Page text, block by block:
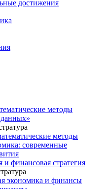
достижения
методы
методы
современные
и финансовая стратегия
экономика и финансы